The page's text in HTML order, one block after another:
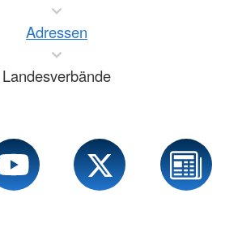
Adressen
Landesverbände